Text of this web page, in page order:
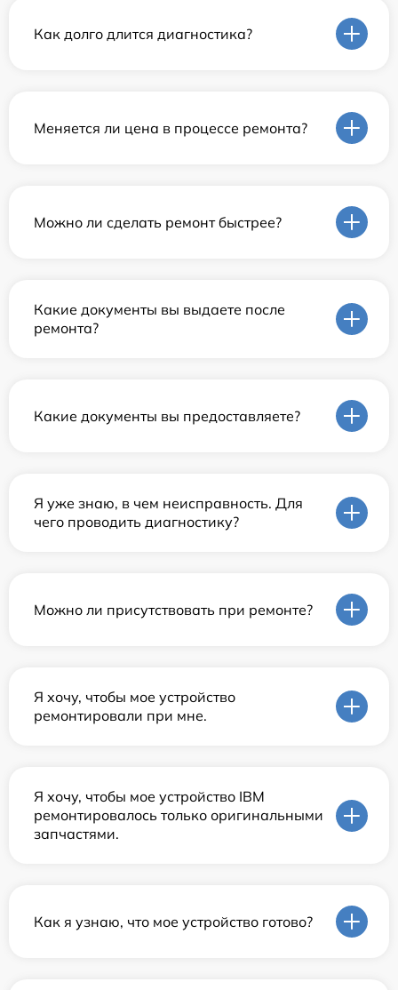
Как долго длится диагностика?
Меняется ли цена в процессе ремонта?
Можно ли сделать ремонт быстрее?
Какие документы вы выдаете после
ремонта?
Какие документы вы предоставляете?
Я уже знаю, в чем неисправность. Для
чего проводить диагностику?
Можно ли присутствовать при ремонте?
Я хочу, чтобы мое устройство
ремонтировали при мне.
Я хочу, чтобы мое устройство IBM
ремонтировалось только оригинальными
запчастями.
Как я узнаю, что мое устройство готово?